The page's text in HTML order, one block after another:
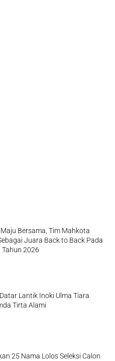
Bersama, Tim Mahkota
Juara Back to Back Pada
Tahun 2026
Lantik Inoki Ulma Tiara
Tirta Alami
25 Nama Lolos Seleksi Calon